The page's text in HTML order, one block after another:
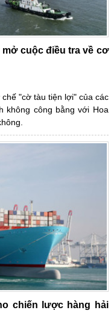
cuộc điều tra về cơ
"cờ tàu tiện lợi" của các
không công bằng với Hoa
chiến lược hàng hải